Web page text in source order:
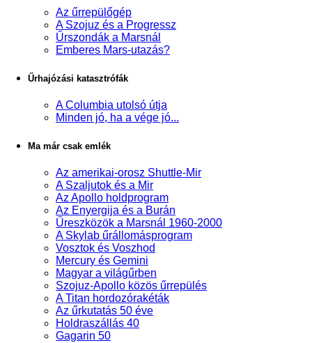
Az űrrepülőgép
A Szojuz és a Progressz
Űrszondák a Marsnál
Emberes Mars-utazás?
Űrhajózási katasztrófák
A Columbia utolsó útja
Minden jó, ha a vége jó...
Ma már csak emlék
Az amerikai-orosz Shuttle-Mir
A Szaljutok és a Mir
Az Apollo holdprogram
Az Enyergija és a Burán
Űreszközök a Marsnál 1960-2000
A Skylab űrállomásprogram
Vosztok és Voszhod
Mercury és Gemini
Magyar a világűrben
Szojuz-Apollo közös űrrepülés
A Titan hordozórakéták
Az űrkutatás 50 éve
Holdraszállás 40
Gagarin 50